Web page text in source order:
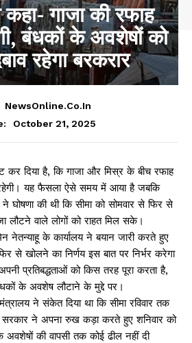
गाजा की रफाह
बंधकों के अवशेषों को
रहेगा बरकरार
NewsOnline.co.in
October 21, 2025
कर दिया है, कि गाजा और मिस्र के बीच रफाह
यह फैसला ऐसे समय में आया है जबकि
ने घोषणा की थी कि सीमा को सोमवार से फिर से
लौटने वाले लोगों को राहत मिल सके।
नेतन्याहू के कार्यालय ने बयान जारी करते हुए
से खोलने का निर्णय इस बात पर निर्भर करेगा
प्रतिबद्धताओं को किस तरह पूरा करता है,
के अवशेष लौटाने के मुद्दे पर।
ने संकेत दिया था कि सीमा रविवार तक
ने अपना रुख कड़ा करते हुए शनिवार को
अवशेषों की वापसी तक कोई ढील नहीं दी